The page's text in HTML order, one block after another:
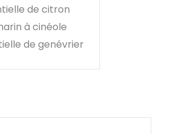
de citron
à cinéole
de genévrier